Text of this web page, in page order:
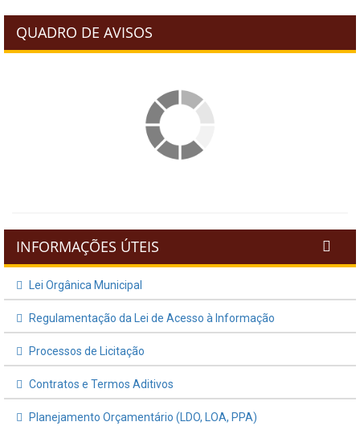
QUADRO DE AVISOS
INFORMAÇÕES ÚTEIS
Lei Orgânica Municipal
Regulamentação da Lei de Acesso à Informação
Processos de Licitação
Contratos e Termos Aditivos
Planejamento Orçamentário (LDO, LOA, PPA)